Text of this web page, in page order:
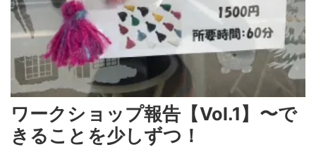
ワークショップ報告【Vol.1】〜で
きることを少しずつ！